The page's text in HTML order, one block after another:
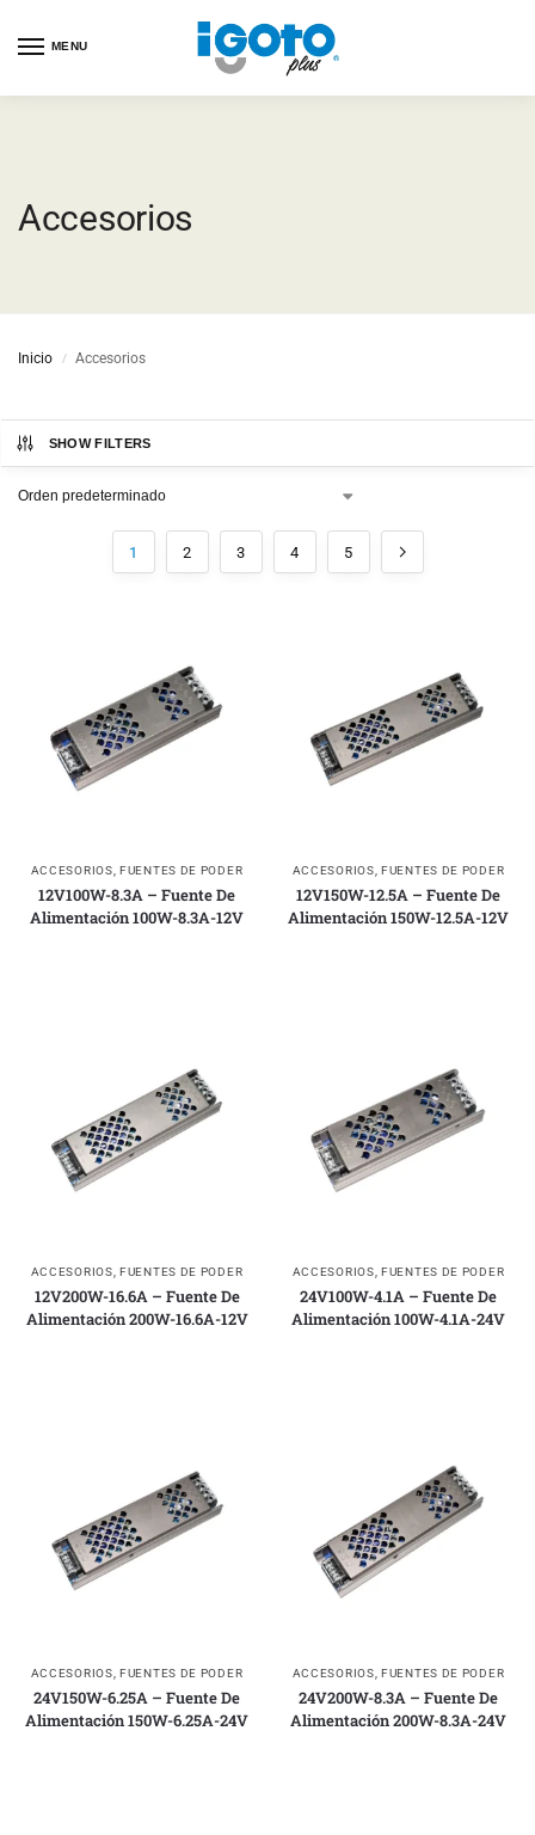
MENU
Accesorios
Inicio / Accesorios
SHOW FILTERS
1 2 3 4 5
ACCESORIOS ,FUENTES DE PODER
12V100W-8.3A – Fuente De
Alimentación 100W-8.3A-12V
ACCESORIOS ,FUENTES DE PODER
12V150W-12.5A – Fuente De
Alimentación 150W-12.5A-12V
ACCESORIOS ,FUENTES DE PODER
12V200W-16.6A – Fuente De
Alimentación 200W-16.6A-12V
ACCESORIOS ,FUENTES DE PODER
24V100W-4.1A – Fuente De
Alimentación 100W-4.1A-24V
ACCESORIOS ,FUENTES DE PODER
24V150W-6.25A – Fuente De
Alimentación 150W-6.25A-24V
ACCESORIOS ,FUENTES DE PODER
24V200W-8.3A – Fuente De
Alimentación 200W-8.3A-24V